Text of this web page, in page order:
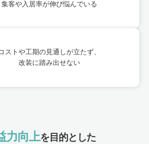
集客や入居率が伸び悩んでいる
ストや工期の見通しが立たず、
改装に踏み出せない
力向上を目的とした